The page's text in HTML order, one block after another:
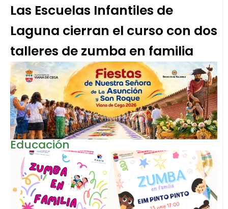
Las Escuelas Infantiles de
Laguna cierran el curso con dos
talleres de zumba en familia
Educación